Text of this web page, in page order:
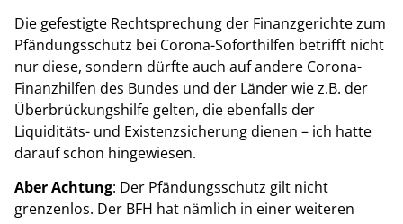
Die gefestigte Rechtsprechung der Finanzgerichte zum
Pfändungsschutz bei Corona-Soforthilfen betrifft nicht
nur diese, sondern dürfte auch auf andere Corona-
Finanzhilfen des Bundes und der Länder wie z.B. der
Überbrückungshilfe gelten, die ebenfalls der
Liquiditäts- und Existenzsicherung dienen – ich hatte
darauf schon hingewiesen.
Aber Achtung: Der Pfändungsschutz gilt nicht
grenzenlos. Der BFH hat nämlich in einer weiteren